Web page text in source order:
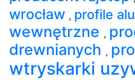
wrocław , profile
wewnętrzne ,
drewnianych ,
wtryskarki